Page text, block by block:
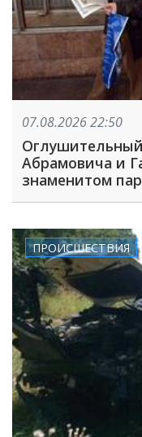
07.08.2026 22:50
Абрамовича и
знаменитом
августа
ПРОИСШЕСТВИЯ